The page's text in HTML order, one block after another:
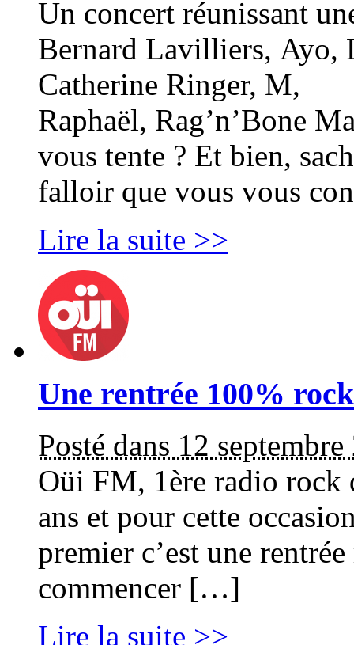
Un concert réunissant
Bernard Lavilliers, Ayo,
Catherine Ringer, M,
Raphaël, Rag’n’Bone
vous tente ? Et bien,
falloir que vous vous
Lire la suite >>
Une rentrée 100%
Posté dans 12
Oüi FM, 1ère radio rock
ans et pour cette
premier c’est une
commencer […]
Lire la suite >>